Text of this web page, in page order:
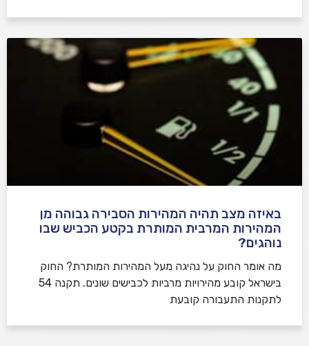
באיזה מצב תהיה המהירות הסבירה גבוהה מן
המהירות המרבית המותרת בקטע הכביש שבו
נוהגים?
​מה אומר החוק על נהיגה מעל המהירות המותרת? החוק
בישראל קובע מהירויות מרביות לכבישים שונים. תקנה 54
לתקנות התעבורה קובעת